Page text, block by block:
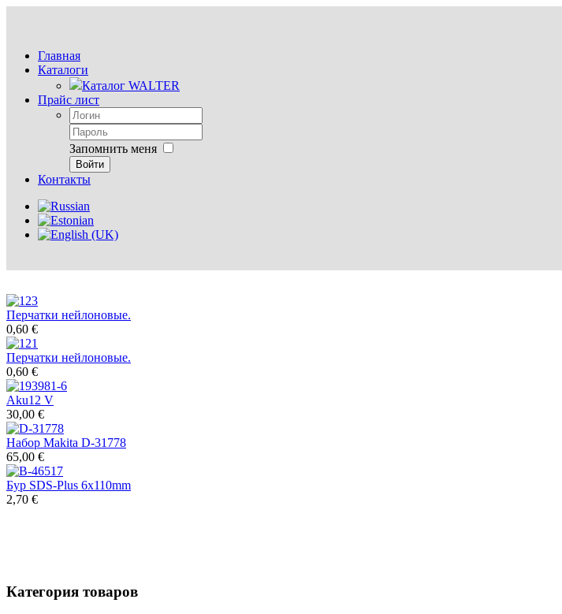
Главная
Каталоги
Каталог WALTER
Прайс лист
Запомнить меня
Войти
Контакты
Перчатки нейлоновые.
0,60 €
Перчатки нейлоновые.
0,60 €
Aku12 V
30,00 €
Набор Makita D-31778
65,00 €
Бур SDS-Plus 6x110mm
2,70 €
Категория товаров